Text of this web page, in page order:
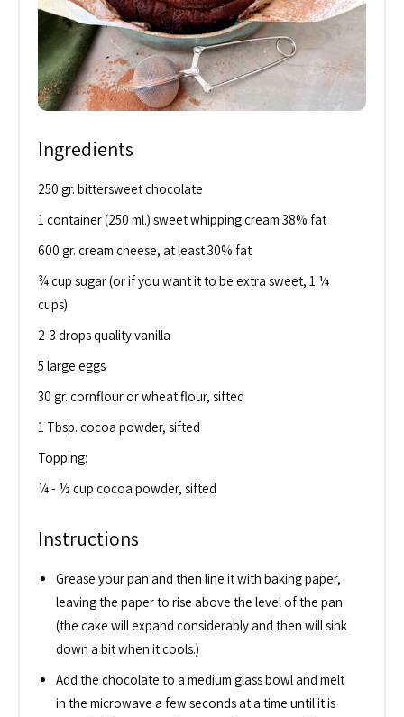
Ingredients
250 gr. bittersweet chocolate
1 container (250 ml.) sweet whipping cream 38% fat
600 gr. cream cheese, at least 30% fat
¾ cup sugar (or if you want it to be extra sweet, 1 ¼
cups)
2-3 drops quality vanilla
5 large eggs
30 gr. cornflour or wheat flour, sifted
1 Tbsp. cocoa powder, sifted
Topping:
¼ - ½ cup cocoa powder, sifted
Instructions
Grease your pan and then line it with baking paper,
leaving the paper to rise above the level of the pan
(the cake will expand considerably and then will sink
down a bit when it cools.)
Add the chocolate to a medium glass bowl and melt
in the microwave a few seconds at a time until it is